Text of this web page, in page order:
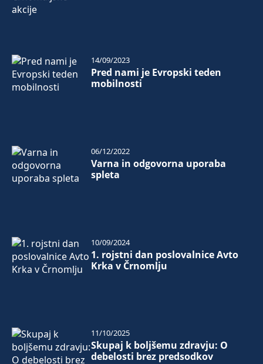
Pred nami je Evropski teden
mobilnosti
14/09/2023
Varna in odgovorna uporaba
spleta
06/12/2022
1. rojstni dan poslovalnice Avto
Krka v Črnomlju
10/09/2024
Skupaj k boljšemu zdravju: O
debelosti brez predsodkov
11/10/2025